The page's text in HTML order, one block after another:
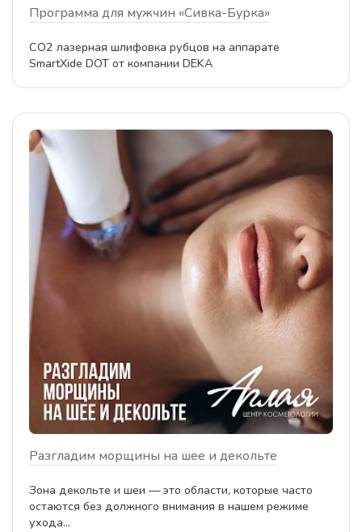
Программа для мужчин «Сивка-Бурка»
СО2 лазерная шлифовка рубцов на аппарате
SmartXide DOT от компании DEKA
Разгладим морщины на шее и декольте
Зона декольте и шеи — это области, которые часто
остаются без должного внимания в нашем режиме
ухода...